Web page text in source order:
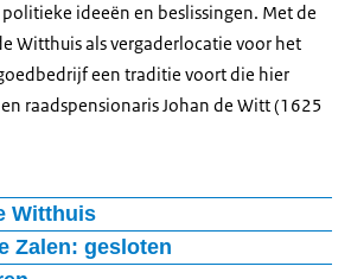
ideeën en beslissingen. Met de
Witthuis als vergaderlocatie voor het
een traditie voort die hier
raadspensionaris Johan de Witt (1625
Witthuis
Witthuis is een monumentaal woonhuis
Zalen: gesloten